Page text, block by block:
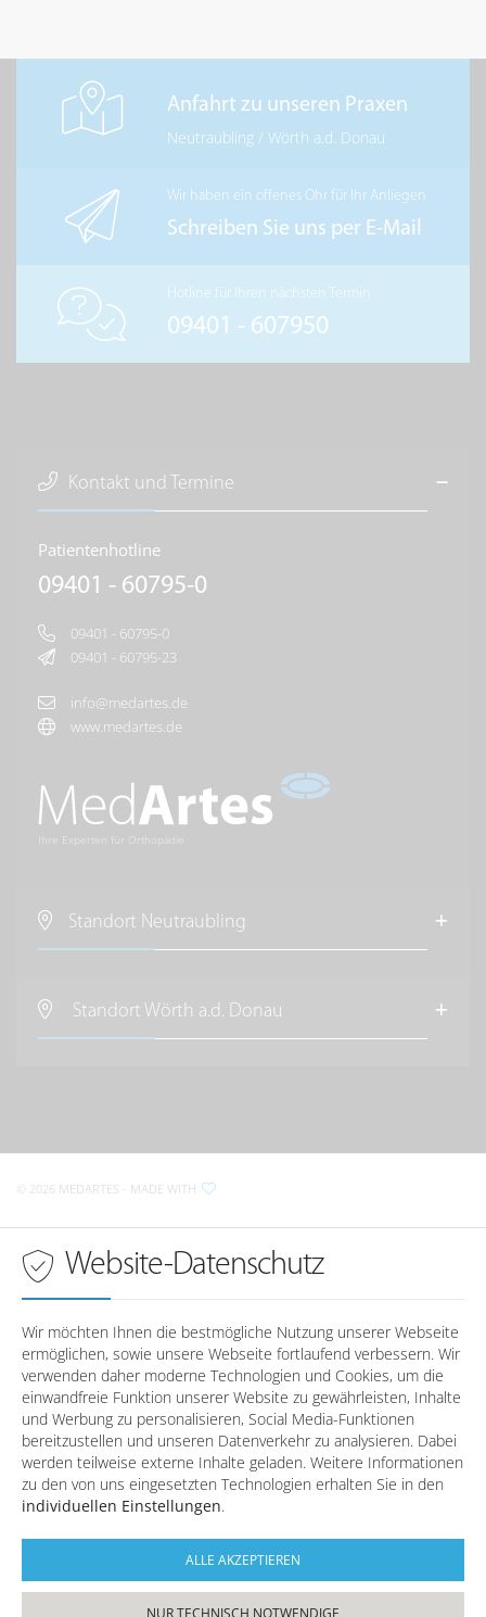
Anfahrt zu unseren Praxen
Neutraubling /Wörth a.d. Donau
Wir haben ein offenes Ohr für Ihr Anliegen
Schreiben Sie uns per E-Mail
Hotline für Ihren nächsten Termin
09401 - 607950
Kontakt und Termine
Patientenhotline
09401 - 60795-0
09401 - 60795-0
09401 - 60795-23
info@medartes.de
www.medartes.de
Ihre Experten für Orthopädie
Standort Neutraubling
im Raum Regensburg
Regensburger Straße 13
Mittwoch
08:00 - 18:00 Uhr
Telefonzeiten inRegensburg
Montag
08:00 - 12:30 / 14:00 - 17:00
Dienstag
08:00 - 12:30
Mittwoch
08:00 - 12:30 / 14:00 - 17:00
Donnerstag
08:00 - 12:30 / 14:00 - 17:00
Freitag
08:00 - 12:30
Standort Wörth a.d. Donau
D-93086Wörth a.d. Donau
Sprechzeiten inWörth a.d. Donau
Montag
-
Dienstag
-
Mittwoch
-
Donnerstag
-
Freitag
-
Telefonzeiten inWörth a.d. Donau
Montag
08:00 - 12:30 / 14:00 - 17:00
08:00 - 12:30 / 14:00 - 17:00
Donnerstag
08:00 - 12:30 / 14:00 - 17:00
© 2026 MEDARTES - MADE WITH
Website-Datenschutz
Wir möchten Ihnen die bestmögliche Nutzung unserer Webseite
ermöglichen, sowie unsere Webseite fortlaufend verbessern. Wir
verwenden daher moderne Technologien und Cookies, um die
einwandfreie Funktion unserer Website zu gewährleisten, Inhalte
und Werbung zu personalisieren, Social Media-Funktionen
bereitzustellen und unseren Datenverkehr zu analysieren. Dabei
werden teilweise externe Inhalte geladen. Weitere Informationen
zu den von uns eingesetzten Technologien erhalten Sie in den
individuellen Einstellungen.
ALLE AKZEPTIEREN
NUR TECHNISCH NOTWENDIGE